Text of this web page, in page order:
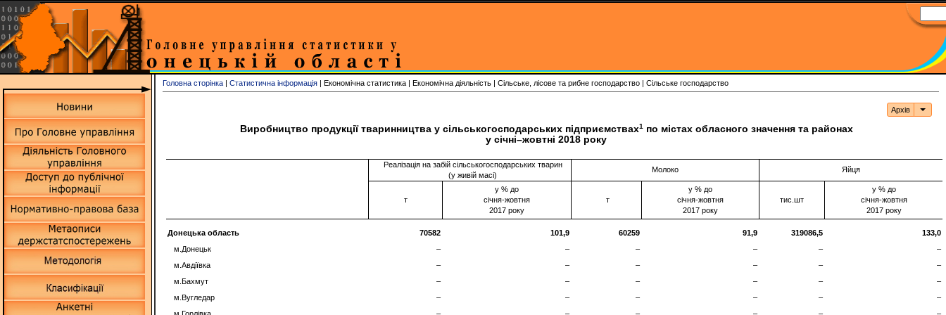
Головна сторінка | Статистична інформація | Економічна статистика | Економічна діяльність | Сільське, лісове та рибне господарство | Сільське господарство
Архів
Виробництво продукції тваринництва у сільськогосподарських підприємствах1по містах обласного значення та районах
у січні–жовтні 2018 року
Реалізація на забій сільськогосподарських тварин
(у живій масі)
Молоко Яйця
т
у % до
січня-жовтня
2017 року
т
у % до
січня-жовтня
2017 року
тис.шт
у % до
січня-жовтня
2017 року
Донецька область 70582 101,9 60259 91,9 319086,5 133,0
м.Донецьк
– – – – –
–
м.Авдіївка
– – – – –
–
м.Бахмут
– – – – –
–
м.Вугледар
– – – – –
–